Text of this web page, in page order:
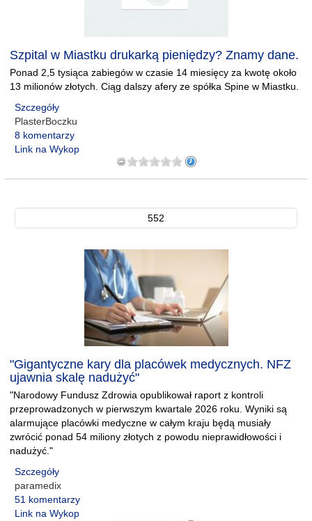
Szpital w Miastku drukarką pieniędzy? Znamy dane.
Ponad 2,5 tysiąca zabiegów w czasie 14 miesięcy za kwotę około
13 milionów złotych. Ciąg dalszy afery ze spółka Spine w Miastku.
Szczegóły
PlasterBoczku
8 komentarzy
Link na Wykop
552
"Gigantyczne kary dla placówek medycznych. NFZ
ujawnia skalę nadużyć"
"Narodowy Fundusz Zdrowia opublikował raport z kontroli
przeprowadzonych w pierwszym kwartale 2026 roku. Wyniki są
alarmujące placówki medyczne w całym kraju będą musiały
zwrócić ponad 54 miliony złotych z powodu nieprawidłowości i
nadużyć."
Szczegóły
paramedix
51 komentarzy
Link na Wykop